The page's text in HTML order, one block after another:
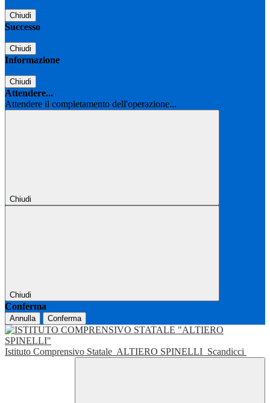
Chiudi
Successo
Chiudi
Informazione
Chiudi
Attendere...
Attendere il completamento dell'operazione...
Chiudi
Chiudi
Conferma
Annulla Conferma
Istituto Comprensivo Statale ALTIERO SPINELLI Scandicci